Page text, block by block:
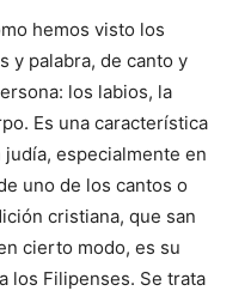
hemos visto los
y palabra, de canto y
los labios, la
Es una característica
especialmente en
uno de los cantos o
cristiana, que san
cierto modo, es su
los Filipenses. Se trata